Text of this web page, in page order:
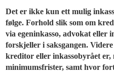
Det er ikke kun ett mulig
følge. Forhold slik som om
via egeninkasso, advokat eller
forskjeller i saksgangen.
kreditor eller inkassobyrået er,
minimumsfrister, samt hvor